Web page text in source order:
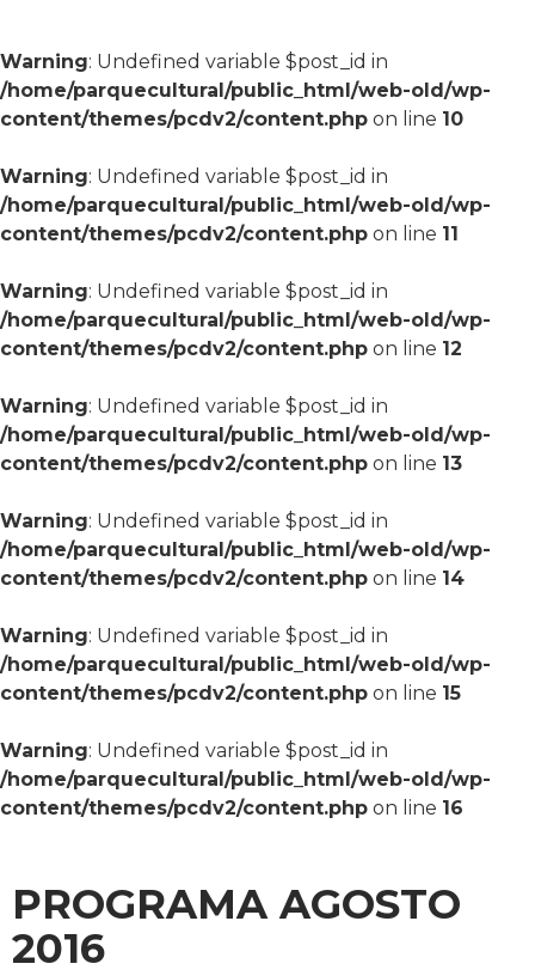
Warning: Undefined variable $post_id in
/home/parquecultural/public_html/web-old/wp-
content/themes/pcdv2/content.php on line 10
Warning: Undefined variable $post_id in
/home/parquecultural/public_html/web-old/wp-
content/themes/pcdv2/content.php on line 11
Warning: Undefined variable $post_id in
/home/parquecultural/public_html/web-old/wp-
content/themes/pcdv2/content.php on line 12
Warning: Undefined variable $post_id in
/home/parquecultural/public_html/web-old/wp-
content/themes/pcdv2/content.php on line 13
Warning: Undefined variable $post_id in
/home/parquecultural/public_html/web-old/wp-
content/themes/pcdv2/content.php on line 14
Warning: Undefined variable $post_id in
/home/parquecultural/public_html/web-old/wp-
content/themes/pcdv2/content.php on line 15
Warning: Undefined variable $post_id in
/home/parquecultural/public_html/web-old/wp-
content/themes/pcdv2/content.php on line 16
PROGRAMA AGOSTO
2016